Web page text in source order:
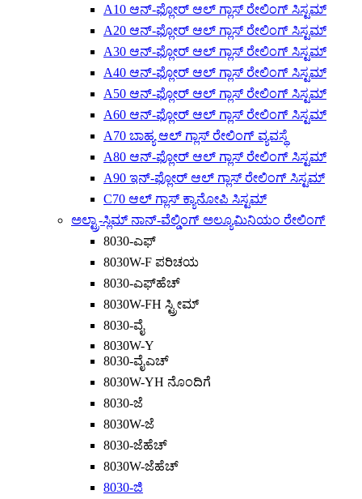
A10 ಆನ್-ಫ್ಲೋರ್ ಆಲ್ ಗ್ಲಾಸ್ ರೇಲಿಂಗ್ ಸಿಸ್ಟಮ್
A20 ಆನ್-ಫ್ಲೋರ್ ಆಲ್ ಗ್ಲಾಸ್ ರೇಲಿಂಗ್ ಸಿಸ್ಟಮ್
A30 ಆನ್-ಫ್ಲೋರ್ ಆಲ್ ಗ್ಲಾಸ್ ರೇಲಿಂಗ್ ಸಿಸ್ಟಮ್
A40 ಆನ್-ಫ್ಲೋರ್ ಆಲ್ ಗ್ಲಾಸ್ ರೇಲಿಂಗ್ ಸಿಸ್ಟಮ್
A50 ಆನ್-ಫ್ಲೋರ್ ಆಲ್ ಗ್ಲಾಸ್ ರೇಲಿಂಗ್ ಸಿಸ್ಟಮ್
A60 ಆನ್-ಫ್ಲೋರ್ ಆಲ್ ಗ್ಲಾಸ್ ರೇಲಿಂಗ್ ಸಿಸ್ಟಮ್
A70 ಬಾಹ್ಯ ಆಲ್ ಗ್ಲಾಸ್ ರೇಲಿಂಗ್ ವ್ಯವಸ್ಥೆ
A80 ಆನ್-ಫ್ಲೋರ್ ಆಲ್ ಗ್ಲಾಸ್ ರೇಲಿಂಗ್ ಸಿಸ್ಟಮ್
A90 ಇನ್-ಫ್ಲೋರ್ ಆಲ್ ಗ್ಲಾಸ್ ರೇಲಿಂಗ್ ಸಿಸ್ಟಮ್
C70 ಆಲ್ ಗ್ಲಾಸ್ ಕ್ಯಾನೋಪಿ ಸಿಸ್ಟಮ್
ಅಲ್ಟ್ರಾ-ಸ್ಲಿಮ್ ನಾನ್-ವೆಲ್ಡಿಂಗ್ ಅಲ್ಯೂಮಿನಿಯಂ ರೇಲಿಂಗ್
8030-ಎಫ್
8030W-F ಪರಿಚಯ
8030-ಎಫ್‌ಹೆಚ್
8030W-FH ಸ್ಟ್ರೀಮ್
8030-ವೈ
8030W-Y
8030-ವೈಎಚ್
8030W-YH ನೊಂದಿಗೆ
8030-ಜೆ
8030W-ಜೆ
8030-ಜೆಹೆಚ್
8030W-ಜೆಹೆಚ್
8030-ಜಿ